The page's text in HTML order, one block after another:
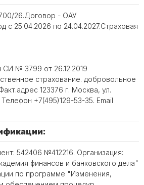
26.Договор - ОАУ
25.04.2026 по 24.04.2027.Страховая
№ 3799 от 26.12.2019
страхование. добровольное
123376 г. Москва, ул.
‪+7(495)129-53-35. Email
542406 №412216. Организация:
финансов и банковского дела"
по программе "Изменения,